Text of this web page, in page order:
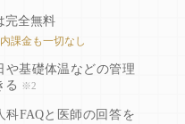
完全無料
課金も一切なし
や基礎体温などの管理
る
※2
科FAQと医師の回答を